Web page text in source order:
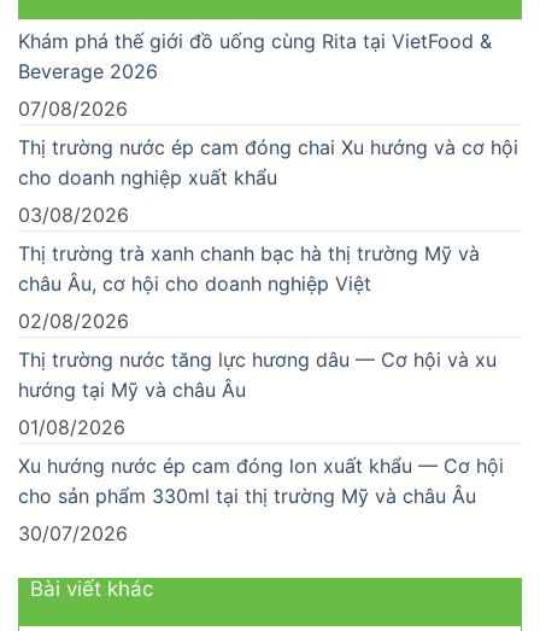
Khám phá thế giới đồ uống cùng Rita tại VietFood &
Beverage 2026
07/08/2026
Thị trường nước ép cam đóng chai Xu hướng và cơ hội
cho doanh nghiệp xuất khẩu
03/08/2026
Thị trường trà xanh chanh bạc hà thị trường Mỹ và
châu Âu, cơ hội cho doanh nghiệp Việt
02/08/2026
Thị trường nước tăng lực hương dâu — Cơ hội và xu
hướng tại Mỹ và châu Âu
01/08/2026
Xu hướng nước ép cam đóng lon xuất khẩu — Cơ hội
cho sản phẩm 330ml tại thị trường Mỹ và châu Âu
30/07/2026
Bài viết khác